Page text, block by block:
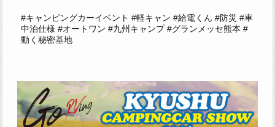
#キャンピングカーイベント #軽キャン #給電くん #防災 #車
中泊仕様 #オートワン #九州キャンプ #グランメッセ熊本 #
動く秘密基地